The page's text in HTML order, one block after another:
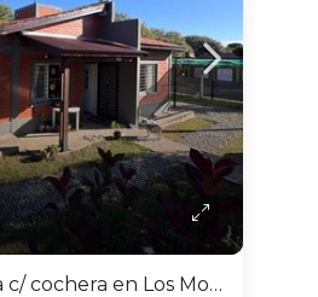
Casa en venta c/ cochera en Los Molles